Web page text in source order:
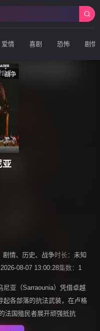
爱情 喜剧 恐怖 剧情
战争
亚
剧情、 历史、 战争时长： 未知
2026-08-07 13:00:28集数： 1
尼亚（Sarraounia）凭借卓越
起各部落的抗法武装，在卢格
法国殖民者展开顽强抵抗